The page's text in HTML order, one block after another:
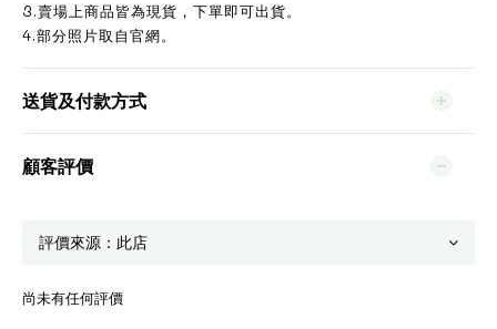
3.賣場上商品皆為現貨，下單即可出貨。
4.部分照片取自官網。
送貨及付款方式
顧客評價
尚未有任何評價